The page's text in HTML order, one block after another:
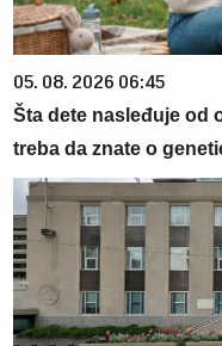
05. 08. 2026 06:45
Šta dete nasleđuje od
treba da znate o